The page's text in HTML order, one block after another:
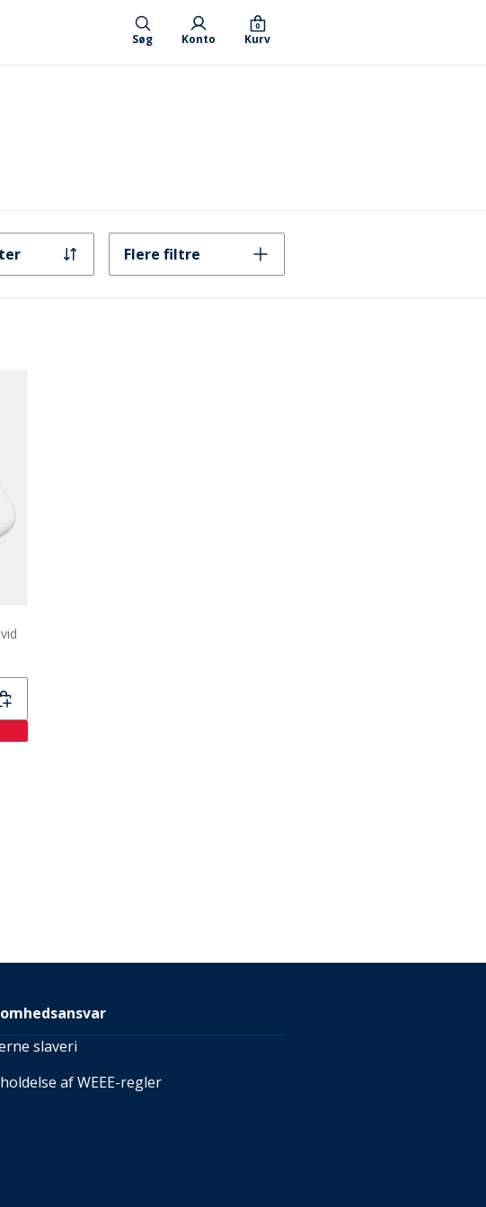
Søg Konto Kurv
0
Flere filtre
slaveri
af WEEE-regler